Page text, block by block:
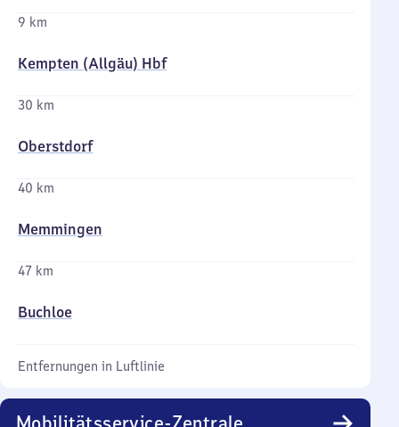
9 km
Kempten (Allgäu) Hbf
30 km
Oberstdorf
40 km
Memmingen
47 km
Buchloe
Entfernungen in Luftlinie